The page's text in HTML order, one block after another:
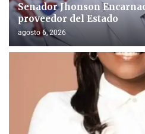
Senador Jhonson
proveedor del Estado
agosto 6, 2026